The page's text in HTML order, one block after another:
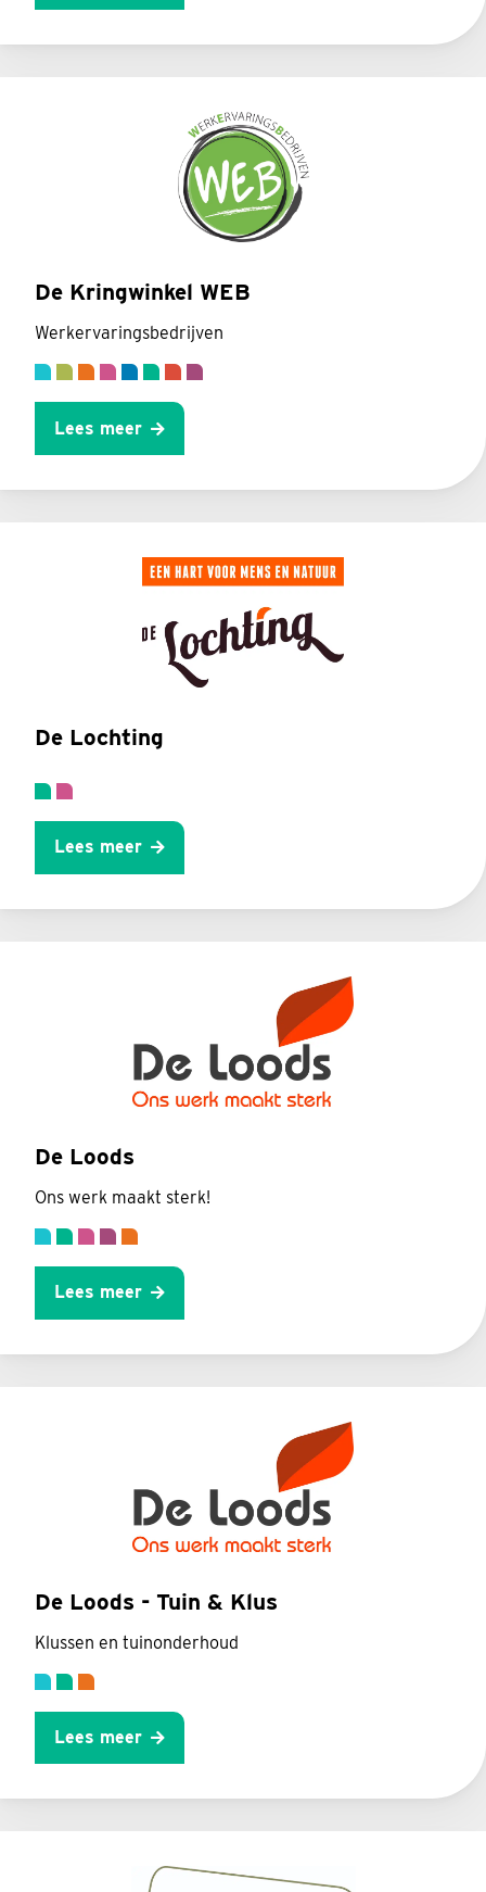
De Kringwinkel WEB
Werkervaringsbedrijven
Lees meer
De Lochting
Lees meer
De Loods
Ons werk maakt sterk!
Lees meer
De Loods - Tuin & Klus
Klussen en tuinonderhoud
Lees meer